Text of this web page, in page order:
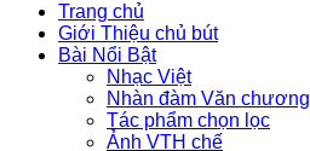
Trang chủ
Giới Thiệu chủ bút
Bài Nổi Bật
Nhạc Việt
Nhàn đàm Văn chương
Tác phẩm chọn lọc
Ảnh VTH chế